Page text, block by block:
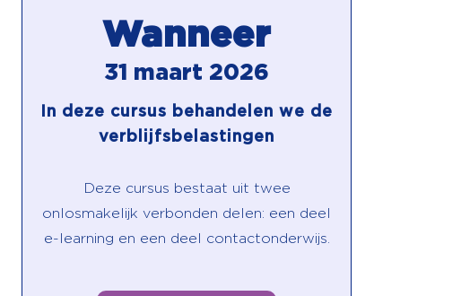
Wanneer
31 maart 2026
In deze cursus behandelen we de
verblijfsbelastingen
Deze cursus bestaat uit twee
onlosmakelijk verbonden delen: een deel
e-learning en een deel contactonderwijs.